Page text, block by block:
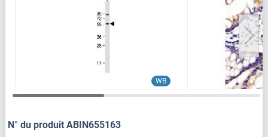
WB
N° du produit ABIN655163